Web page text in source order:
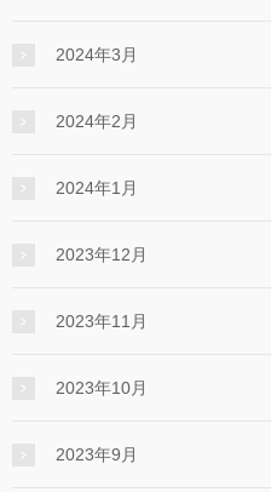
2024年3月
2024年2月
2024年1月
2023年12月
2023年11月
2023年10月
2023年9月